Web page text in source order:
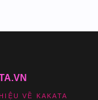
VỀ KAKATA